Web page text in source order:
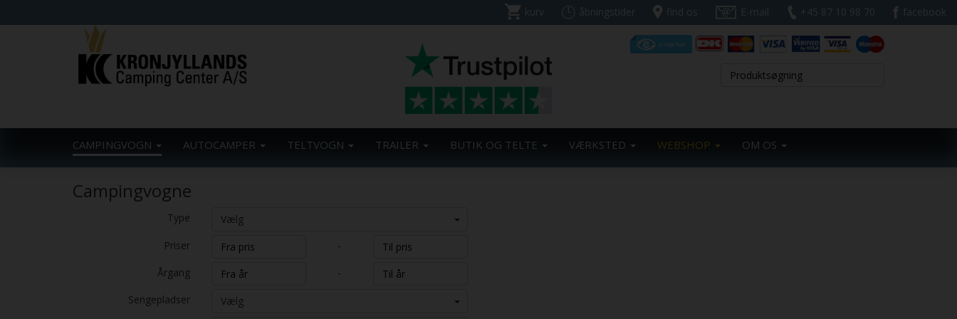
kurv åbningstider find os E-mail +45 87 10 98 70 facebook
CAMPINGVOGN AUTOCAMPER TELTVOGN TRAILER BUTIK OG TELTE VÆRKSTED WEBSHOP OM OS
Campingvogne
Type
Vælg
Priser
-
Årgang
-
Sengepladser
Vælg